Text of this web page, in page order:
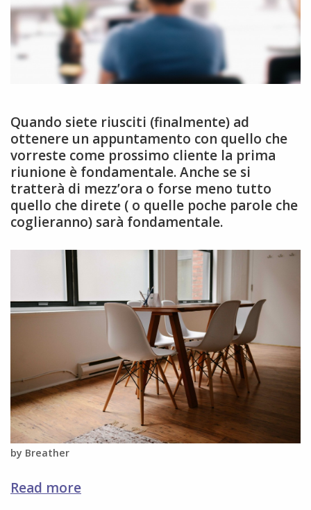
Quando siete riusciti (finalmente) ad
ottenere un appuntamento con quello che
vorreste come prossimo cliente la prima
riunione è fondamentale. Anche se si
tratterà di mezz’ora o forse meno tutto
quello che direte ( o quelle poche parole che
coglieranno) sarà fondamentale.
by Breather
Read moreLa